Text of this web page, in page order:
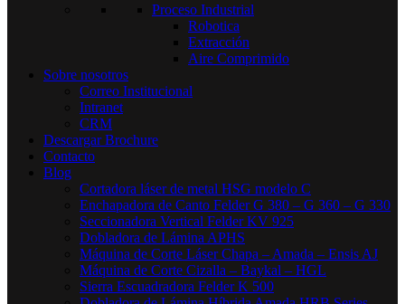
Proceso Industrial
Robotica
Extracción
Aire Comprimido
Sobre nosotros
Correo Institucional
Intranet
CRM
Descargar Brochure
Contacto
Blog
Cortadora láser de metal HSG modelo C​
Enchapadora de Canto Felder G 380 – G 360 – G 330
Seccionadora Vertical Felder KV 925
Dobladora de Lámina APHS
Máquina de Corte Láser Chapa – Amada – Ensis AJ
Máquina de Corte Cizalla – Baykal – HGL
Sierra Escuadradora Felder K 500